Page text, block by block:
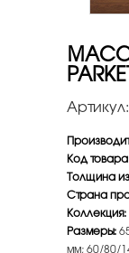
Артикул:
Код
Толщина
Страна
Коллекция:
Размеры:
мм; 60/80/